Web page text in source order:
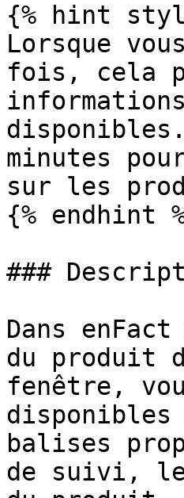
{% hint
Lorsque
fois, cela
minutes
sur les
{% endhint
###
Dans
du produit
fenêtre,
balises
de suivi, le